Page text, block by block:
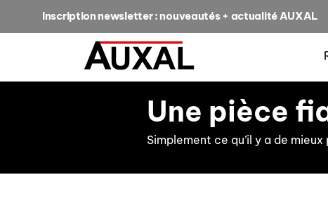
Inscription newsletter : nouveautés + actualité AUXAL
Une pièce
Simplement ce qu’il y a de